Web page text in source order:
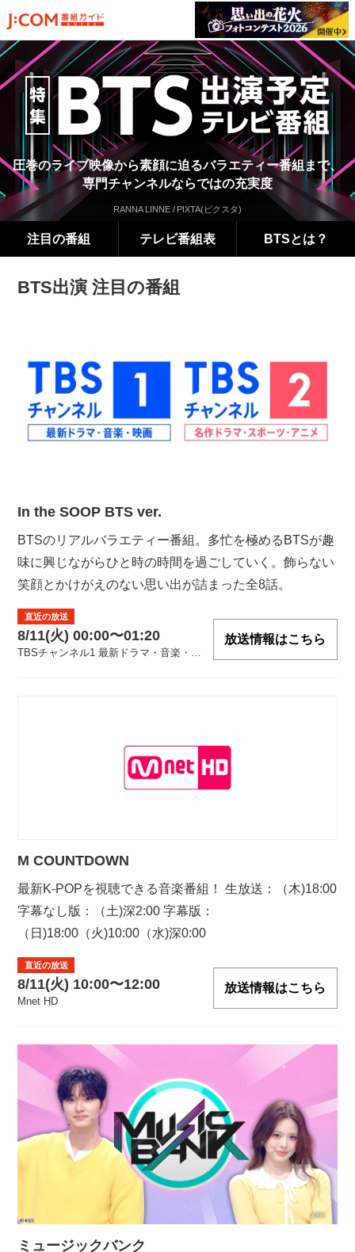
圧巻のライブ映像から素顔に迫るバラエティー番組まで、
専門チャンネルならではの充実度
注目の番組 テレビ番組表 BTSとは？
BTS出演 注目の番組
In the SOOP BTS ver.
BTSのリアルバラエティー番組。多忙を極めるBTSが趣
味に興じながらひと時の時間を過ごしていく。飾らない
笑顔とかけがえのない思い出が詰まった全8話。
直近の放送
8/11(火) 00:00〜01:20 放送情報はこちら
M COUNTDOWN
最新K-POPを視聴できる音楽番組！ 生放送：（木)18:00
字幕なし版：（土)深2:00 字幕版：
（日)18:00（火)10:00（水)深0:00
直近の放送
8/11(火) 10:00〜12:00
Mnet HD
放送情報はこちら
ミュージックバンク